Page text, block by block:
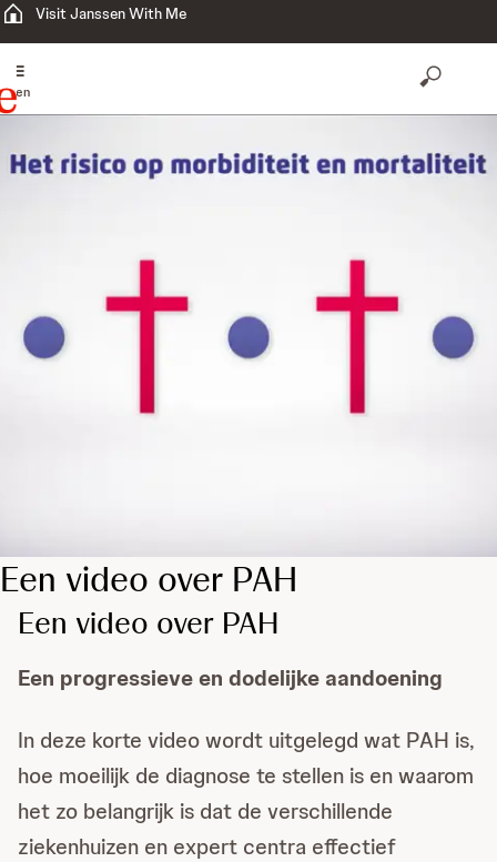
Visit Janssen With Me
open
Een video over PAH
Een video over PAH
Een progressieve en dodelijke aandoening
In deze korte video wordt uitgelegd wat PAH is,
hoe moeilijk de diagnose te stellen is en waarom
het zo belangrijk is dat de verschillende
ziekenhuizen en expert centra effectief